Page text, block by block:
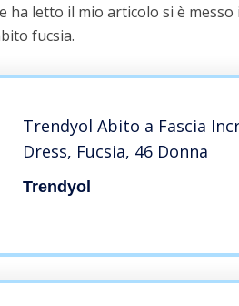
ha letto il mio articolo si è
fucsia.
Trendyol Abito a Fascia
Dress, Fucsia, 46 Donna
Trendyol